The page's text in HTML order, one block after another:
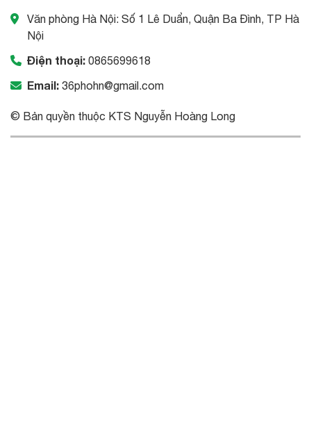
Văn phòng Hà Nội: Số 1 Lê Duẩn, Quận Ba Đình, TP Hà
Nội
Điện thoại: 0865699618
Email: 36phohn@gmail.com
© Bản quyền thuộc KTS Nguyễn Hoàng Long